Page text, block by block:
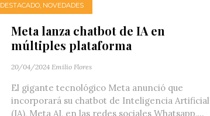
DESTACADO, NOVEDADES
Meta lanza chatbot de IA en
múltiples plataforma
20/04/2024 Emilio Flores
El gigante tecnológico Meta anunció que
incorporará su chatbot de Inteligencia Artificial
(IA), Meta AI, en las redes sociales Whatsapp,...